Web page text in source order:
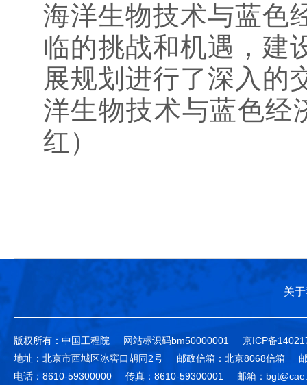
海洋生物技术与蓝色
临的挑战和机遇，建
展规划进行了深入的
洋生物技术与蓝色
红）
关
版权所有：中国工程院 网站标识码bm50000001
京ICP备
地址：北京市西城区冰窖口胡同2号
邮政信箱：北京8068信箱
电话：8610-59300000
传真：8610-59300001 邮箱：